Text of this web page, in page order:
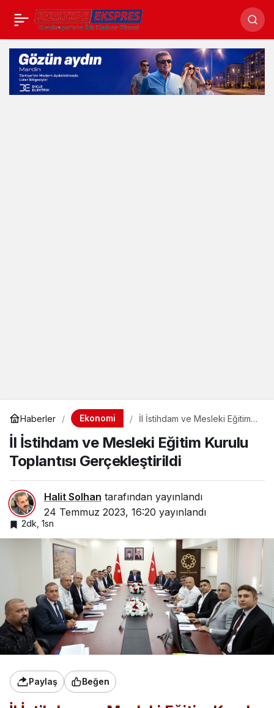
Haberler Ekonomi
İl İstihdam ve Mesleki Eğitim
Gerçekleştirildi
İl İstihdam ve Mesleki Eğitim Kurulu
Toplantısı Gerçekleştirildi
Halit Solhan tarafından yayınlandı
24 Temmuz 2023, 16:20 yayınlandı
2dk, 1sn
Paylaş Beğen
Mardin ovasında
mısır ekimi başladı
Paylaş